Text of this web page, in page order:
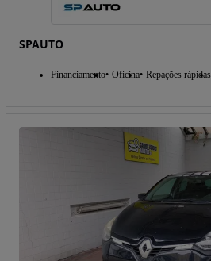
SPAUTO
Financiamento Oficina Repações rápidas